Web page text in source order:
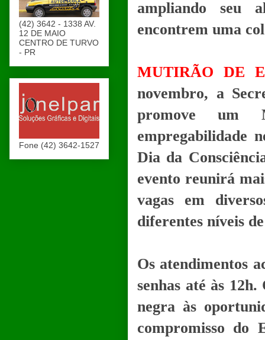
ampliando seu
encontrem uma
MUTIRÃO DE
novembro, a
promove um
empregabilidade
Dia da
evento reunirá
vagas em
diferentes níveis
Os atendimentos
senhas até às
negra às
compromisso do
(42) 3642 - 1338 AV.
12 DE MAIO
CENTRO DE TURVO
- PR
Fone (42) 3642-1527